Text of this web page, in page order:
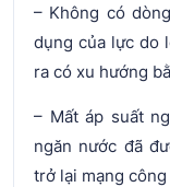
– Không có
dụng của lực do
ra có xu hướng
– Mất áp suất
ngăn nước đã
trở lại mạng công